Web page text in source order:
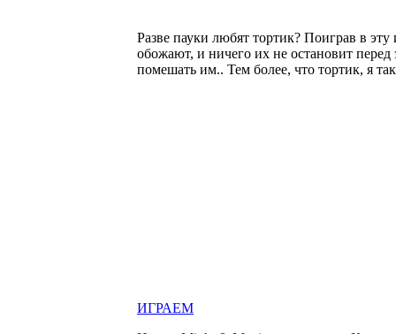
Разве пауки любят тортик? Поиграв в
обожают, и ничего их не остановит
помешать им.. Тем более, что тортик, я
ИГРАЕМ